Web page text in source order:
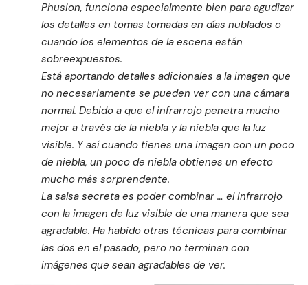
Phusion, funciona especialmente bien para agudizar
los detalles en tomas tomadas en días nublados o
cuando los elementos de la escena están
sobreexpuestos.
Está aportando detalles adicionales a la imagen que
no necesariamente se pueden ver con una cámara
normal. Debido a que el infrarrojo penetra mucho
mejor a través de la niebla y la niebla que la luz
visible. Y así cuando tienes una imagen con un poco
de niebla, un poco de niebla obtienes un efecto
mucho más sorprendente.
La salsa secreta es poder combinar … el infrarrojo
con la imagen de luz visible de una manera que sea
agradable. Ha habido otras técnicas para combinar
las dos en el pasado, pero no terminan con
imágenes que sean agradables de ver.